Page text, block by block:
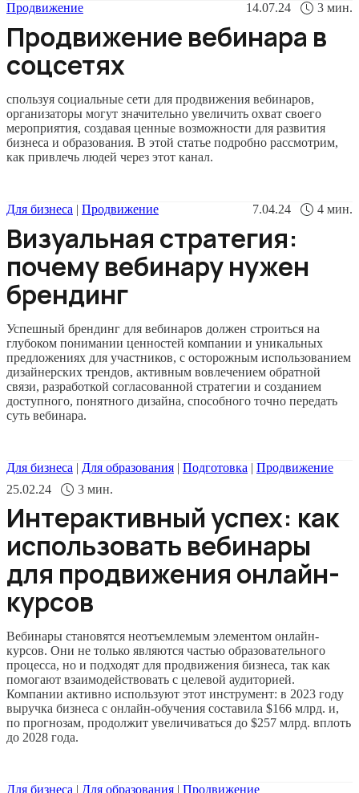
Продвижение 14.07.24 3 мин.
Продвижение вебинара в
соцсетях
спользуя социальные сети для продвижения вебинаров,
организаторы могут значительно увеличить охват своего
мероприятия, создавая ценные возможности для развития
бизнеса и образования. В этой статье подробно рассмотрим,
как привлечь людей через этот канал.
Для бизнеса | Продвижение 7.04.24 4 мин.
Визуальная стратегия:
почему вебинару нужен
брендинг
Успешный брендинг для вебинаров должен строиться на
глубоком понимании ценностей компании и уникальных
предложениях для участников, с осторожным использованием
дизайнерских трендов, активным вовлечением обратной
связи, разработкой согласованной стратегии и созданием
доступного, понятного дизайна, способного точно передать
суть вебинара.
Для бизнеса | Для образования | Подготовка | Продвижение
25.02.24
3 мин.
Интерактивный успех: как
использовать вебинары
для продвижения онлайн-
курсов
Вебинары становятся неотъемлемым элементом онлайн-
курсов. Они не только являются частью образовательного
процесса, но и подходят для продвижения бизнеса, так как
помогают взаимодействовать с целевой аудиторией.
Компании активно используют этот инструмент: в 2023 году
выручка бизнеса с онлайн-обучения составила $166 млрд. и,
по прогнозам, продолжит увеличиваться до $257 млрд. вплоть
до 2028 года.
Для бизнеса | Для образования | Продвижение